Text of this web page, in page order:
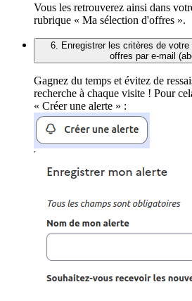
Vous les retrouverez ainsi dans
rubrique « Ma sélection d'offres ».
6. Enregistrer les critères de
offres par e-mail
Gagnez du temps et évitez de
recherche à chaque visite ! Pour
« Créer une alerte » :